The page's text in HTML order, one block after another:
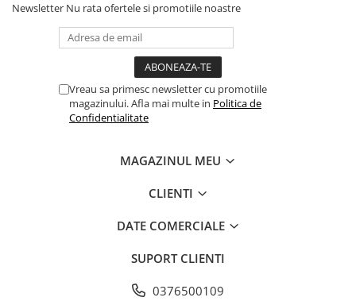
Newsletter Nu rata ofertele si promotiile noastre
Vreau sa primesc newsletter cu promotiile
magazinului. Afla mai multe in Politica de
Confidentialitate
MAGAZINUL MEU
CLIENTI
DATE COMERCIALE
SUPORT CLIENTI
0376500109